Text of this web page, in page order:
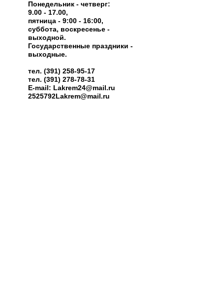
Понедельник - четверг:
9.00 - 17.00,
пятница - 9:00 - 16:00,
суббота, воскресенье -
выходной.
Государственные праздники -
выходные.
тел. (391) 258-95-17
тел. (391) 278-78-31
E-mail: Lakrem24@mail.ru
2525792Lakrem@mail.ru